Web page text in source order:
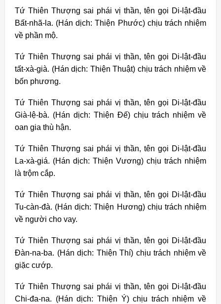
Tứ Thiên Thượng sai phái vị thần, tên gọi Di-lật-đầu
Bất-nhã-la. (Hán dịch: Thiện Phước) chịu trách nhiệm
về phần mộ.
Tứ Thiên Thượng sai phái vị thần, tên gọi Di-lật-đầu
tất-xà-già. (Hán dịch: Thiện Thuật) chịu trách nhiệm về
bốn phương.
Tứ Thiên Thượng sai phái vị thần, tên gọi Di-lật-đầu
Già-lệ-bà. (Hán dịch: Thiện Đế) chịu trách nhiệm về
oan gia thù hận.
Tứ Thiên Thượng sai phái vị thần, tên gọi Di-lật-đầu
La-xà-giá. (Hán dịch: Thiện Vương) chịu trách nhiệm
là trộm cắp.
Tứ Thiên Thượng sai phái vị thần, tên gọi Di-lật-đầu
Tu-càn-đà. (Hán dịch: Thiện Hương) chịu trách nhiệm
về người cho vay.
Tứ Thiên Thượng sai phái vị thần, tên gọi Di-lật-đầu
Đàn-na-ba. (Hán dịch: Thiện Thí) chịu trách nhiệm về
giặc cướp.
Tứ Thiên Thượng sai phái vị thần, tên gọi Di-lật-đầu
Chi-đa-na. (Hán dịch: Thiện Ý) chịu trách nhiệm về